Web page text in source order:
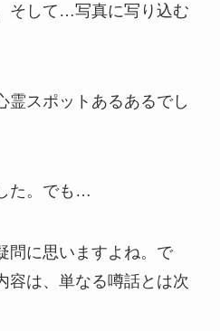
そして…写真に写り込む
霊スポットあるあるでし
た。でも…
問に思いますよね。で
容は、単なる噂話とは次